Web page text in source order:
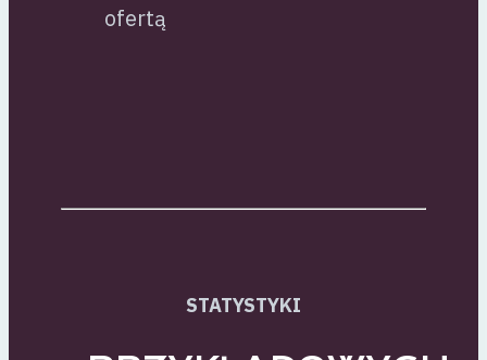
ofertą
STATYSTYKI